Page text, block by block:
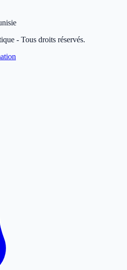
- Tous droits réservés.